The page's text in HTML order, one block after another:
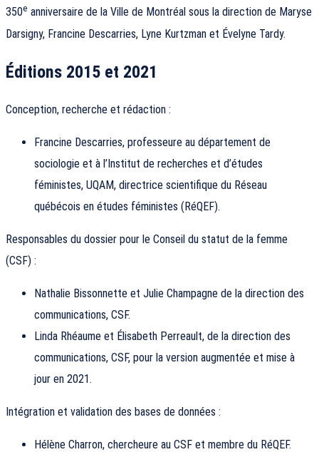
350e anniversaire de la Ville de Montréal sous la direction de Maryse
Darsigny, Francine Descarries, Lyne Kurtzman et Évelyne Tardy.
Éditions 2015 et 2021
Conception, recherche et rédaction :
Francine Descarries, professeure au département de
sociologie et à l’Institut de recherches et d’études
féministes, UQAM, directrice scientifique du Réseau
québécois en études féministes (RéQEF).
Responsables du dossier pour le Conseil du statut de la femme
(CSF) :
Nathalie Bissonnette et Julie Champagne de la direction des
communications, CSF.
Linda Rhéaume et Élisabeth Perreault, de la direction des
communications, CSF, pour la version augmentée et mise à
jour en 2021.
Intégration et validation des bases de données :
Hélène Charron, chercheure au CSF et membre du RéQEF.